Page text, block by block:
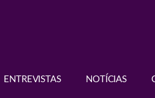
ENTREVISTAS NOTÍCIAS